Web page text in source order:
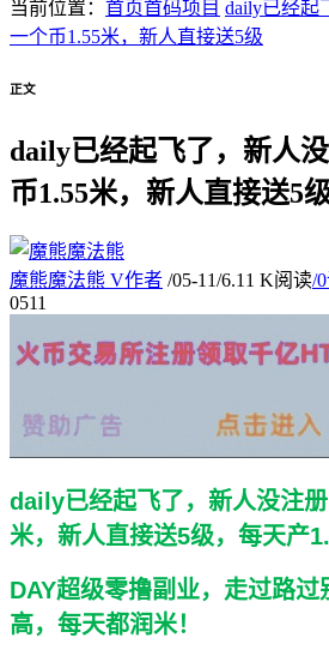
当前位置： 首页首码项目 daily已经起
一个币1.55米，新人直接送5级
正文
daily已经起飞了，新人
币1.55米，新人直接送5
魔熊魔法熊 V作者 /05-11/6.11 K阅读/
0511
daily已经起飞了，新人没注
米，新人直接送5级，每天产
DAY超级零撸副业，走过路
高，每天都润米！